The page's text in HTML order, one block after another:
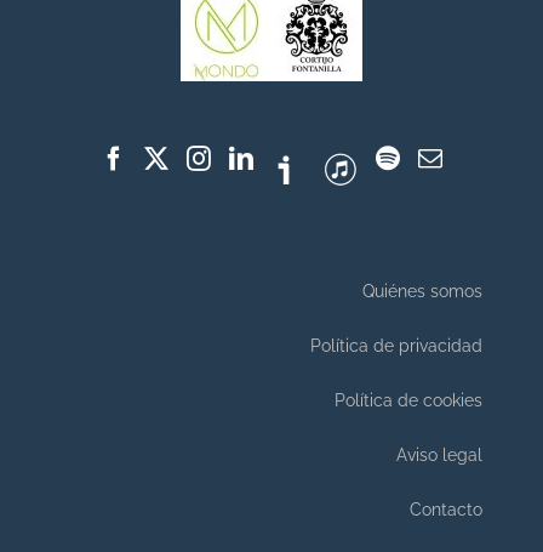
Quiénes somos
Política de privacidad
Política de cookies
Aviso legal
Contacto